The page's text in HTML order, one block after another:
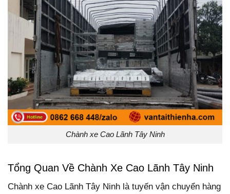
Chành xe Cao Lãnh Tây Ninh
Tổng Quan Về Chành Xe Cao Lãnh Tây Ninh
Chành xe Cao Lãnh Tây Ninh là tuyến vận chuyển hàng